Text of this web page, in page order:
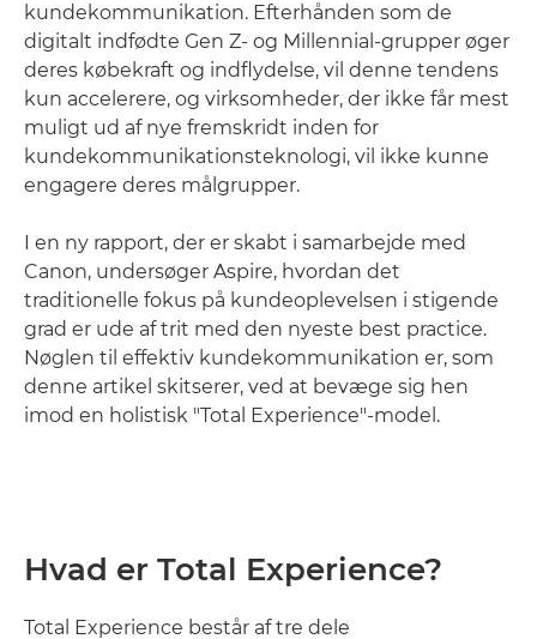
kundekommunikation. Efterhånden som de
digitalt indfødte Gen Z- og Millennial-grupper øger
deres købekraft og indflydelse, vil denne tendens
kun accelerere, og virksomheder, der ikke får mest
muligt ud af nye fremskridt inden for
kundekommunikationsteknologi, vil ikke kunne
engagere deres målgrupper.
I en ny rapport, der er skabt i samarbejde med
Canon, undersøger Aspire, hvordan det
traditionelle fokus på kundeoplevelsen i stigende
grad er ude af trit med den nyeste best practice.
Nøglen til effektiv kundekommunikation er, som
denne artikel skitserer, ved at bevæge sig hen
imod en holistisk "Total Experience"-model.
Hvad er Total Experience?
Total Experience består af tre dele